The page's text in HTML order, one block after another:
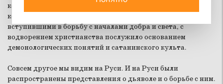
котором возникла цивилизация Запада, и от язычества,
которое со всеми своими богами, сошедшими на землю и
вступившими в борьбу с началами добра и света, с
водворением христианства послужило основанием
демонологических понятий и сатанинского культа.
Совсем другое мы видим на Руси. И на Руси были
распространены представления о дьяволе и о борьбе с ним.